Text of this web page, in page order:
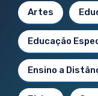
Artes
Educação
Ensino a